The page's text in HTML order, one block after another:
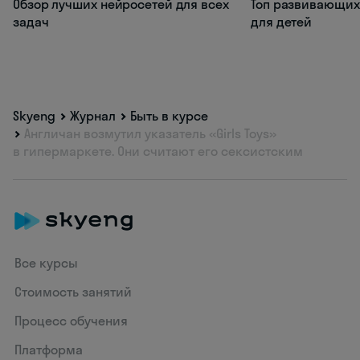
Обзор лучших нейросетей для всех
задач
Топ
для детей
Skyeng Журнал
Быть в курсе
Англичан возмутил указатель «Girls Toys»
в гипермаркете. Они считают его сексистским
Все курсы
Стоимость занятий
Процесс обучения
Платформа